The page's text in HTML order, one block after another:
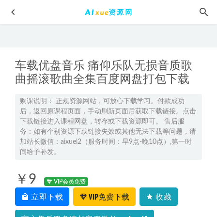
车载优盘音乐 痛仰乐队无损音质歌
曲摇滚歌曲全集百度网盘打包下载
购课说明： 正规资源网站，可放心下载学习。付款成功
后，返回原课程页面，手动刷新页面后获取下载链接。点击
下载链接进入课程网盘，转存或下载资源即可。 售后服
务：如有个别资源下载链接失效或其他无法下载等问题，请
加站长微信：aixuel2（服务时间：早9点-晚10点）,第一时
间给予补发。
￥9 VIP会员免费
立即下载 VIP免费下载 收藏
有道2025冷士强高二化学下学期春季班 2025-03-13
2022年医学网课教程张博士中医主治教程,22.93G资料课程百
度网盘资源打包下载 2022-01-27
2023高中数学网课教程【谭梦云】高三数学复习学习资料
孙维纲高中数学教学课程全套高考数学复习资料，6.28G百度
网盘资源打包下载
2021-12-28
外汇交易策略MT4源码合集,百度网盘资源打包下载